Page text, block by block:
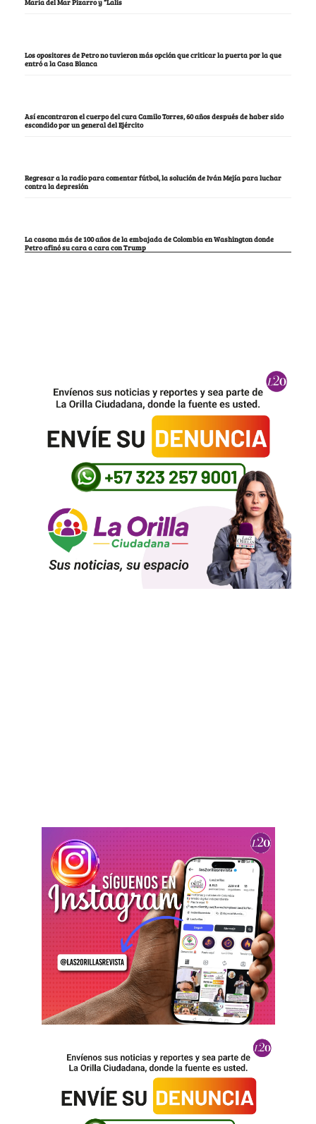
María del Mar Pizarro y “Lalis
Los opositores de Petro no tuvieron más opción que criticar la puerta por la que
entró a la Casa Blanca
Así encontraron el cuerpo del cura Camilo Torres, 60 años después de haber sido
escondido por un general del Ejército
Regresar a la radio para comentar fútbol, la solución de Iván Mejía para luchar
contra la depresión
La casona más de 100 años de la embajada de Colombia en Washington donde
Petro afinó su cara a cara con Trump